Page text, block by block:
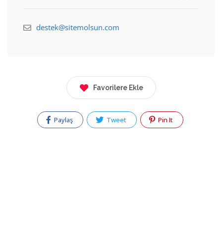
destek@sitemolsun.com
Favorilere Ekle
Paylaş Tweet Pin It